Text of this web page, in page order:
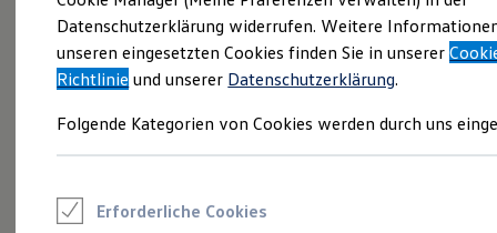
Schnell verfügbare Fahrzeuge
Angebote und Produkte
Aktuelle Angebote
E-Auto-Förderung
Volkswagen Marktplatz
Junge Gebrauchtwagen und Gebrauchtwagen
Saisonangebote
Datenschutzerklärung widerrufen. Weitere
unseren eingesetzten Cookies finden Sie in unserer
Richtlinie und unserer Datenschutzerklärung.
Folgende Kategorien von Cookies werden durch uns
Erforderliche Cookies